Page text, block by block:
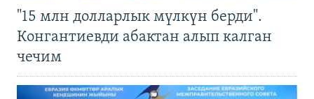
"15 млн долларлык мүлкүн берди".
Конгантиевди абактан алып калган
чечим